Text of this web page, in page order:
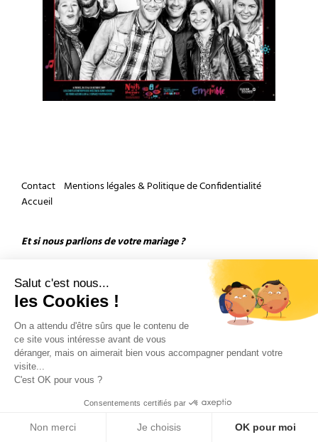
Salut c'est nous...
les Cookies !
On a attendu d'être sûrs que le contenu de
ce site vous intéresse avant de vous
déranger, mais on aimerait bien vous accompagner pendant votre
visite...
C'est OK pour vous ?
Consentements certifiés par
Non merci Je choisis OK pour moi
Contact Mentions légales & Politique de Confidentialité
Accueil
Et si nous parlions de votre mariage ?
Copyright 2026 by Olivier Douard Photographe de mariage - Tous droits réservés